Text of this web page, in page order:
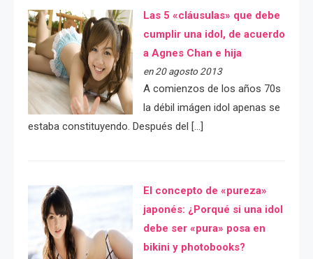
Las 5 «cláusulas» que debe
cumplir una idol, de acuerdo
a Agnes Chan e hija
en 20 agosto 2013
A comienzos de los años 70s
la débil imágen idol apenas se
estaba constituyendo. Después del […]
El concepto de «pureza»
japonés: ¿Porqué si una idol
debe ser «pura» posa en
bikini y photobooks?